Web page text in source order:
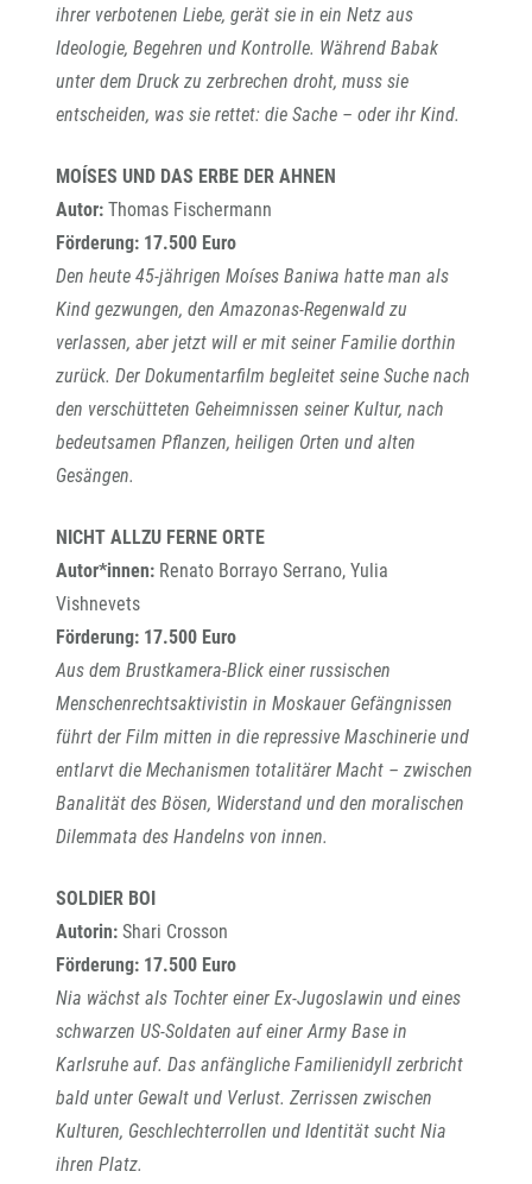
ihrer verbotenen Liebe, gerät sie in ein Netz aus
Ideologie, Begehren und Kontrolle. Während Babak
unter dem Druck zu zerbrechen droht, muss sie
entscheiden, was sie rettet: die Sache – oder ihr Kind.
MOÍSES UND DAS ERBE DER AHNEN
Autor: Thomas Fischermann
Förderung: 17.500 Euro
Den heute 45-jährigen Moíses Baniwa hatte man als
Kind gezwungen, den Amazonas-Regenwald zu
verlassen, aber jetzt will er mit seiner Familie dorthin
zurück. Der Dokumentarfilm begleitet seine Suche nach
den verschütteten Geheimnissen seiner Kultur, nach
bedeutsamen Pflanzen, heiligen Orten und alten
Gesängen.
NICHT ALLZU FERNE ORTE
Autor*innen: Renato Borrayo Serrano, Yulia
Vishnevets
Förderung: 17.500 Euro
Aus dem Brustkamera-Blick einer russischen
Menschenrechtsaktivistin in Moskauer Gefängnissen
führt der Film mitten in die repressive Maschinerie und
entlarvt die Mechanismen totalitärer Macht – zwischen
Banalität des Bösen, Widerstand und den moralischen
Dilemmata des Handelns von innen.
SOLDIER BOI
Autorin: Shari Crosson
Förderung: 17.500 Euro
Nia wächst als Tochter einer Ex-Jugoslawin und eines
schwarzen US-Soldaten auf einer Army Base in
Karlsruhe auf. Das anfängliche Familienidyll zerbricht
bald unter Gewalt und Verlust. Zerrissen zwischen
Kulturen, Geschlechterrollen und Identität sucht Nia
ihren Platz.